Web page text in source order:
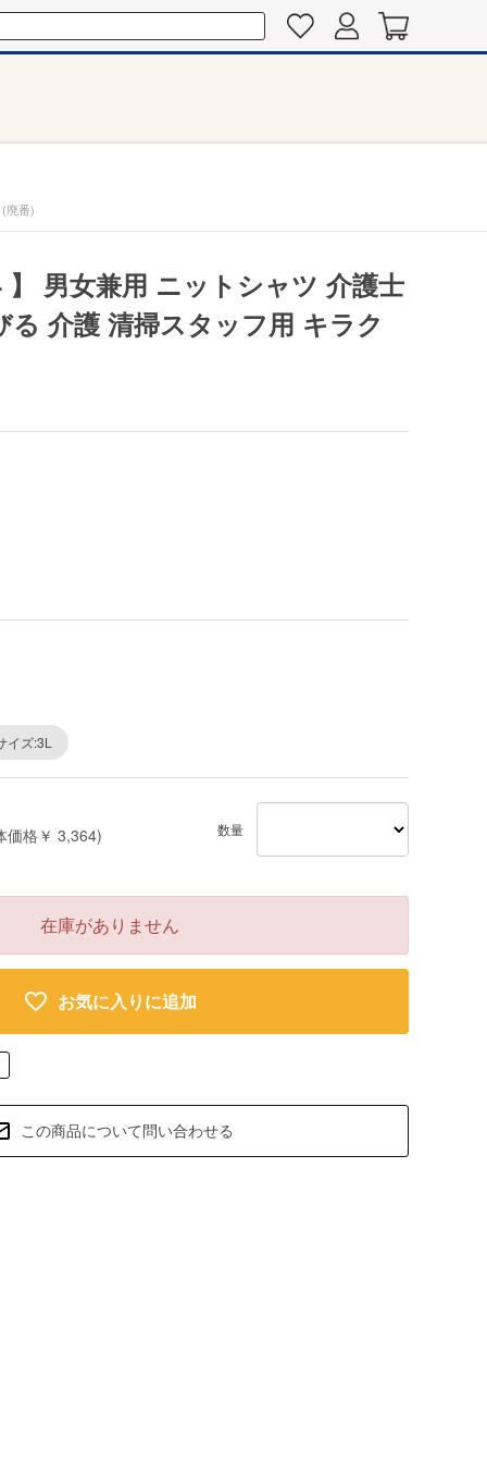
廃番)
】 男女兼用 ニットシャツ 介護士
る 介護 清掃スタッフ用 キラク
イズ:3L
価格￥ 3,364) 数量
在庫がありません
お気に入りに追加
この商品について問い合わせる